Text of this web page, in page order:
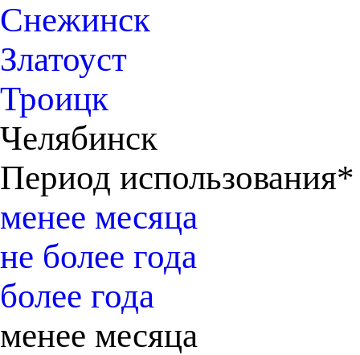
Снежинск
Златоуст
Троицк
Челябинск
Период использования*
менее месяца
не более года
более года
менее месяца